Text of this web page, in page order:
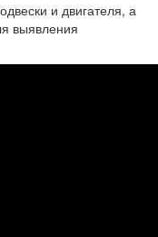
и двигателя, а
выявления